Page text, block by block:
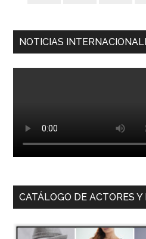
NOTICIAS
CATÁLOGO DE ACTORES Y